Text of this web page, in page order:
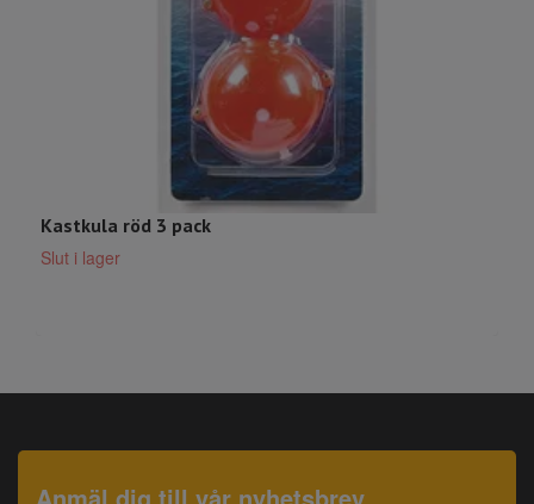
Kastkula röd 3 pack
Slut i lager